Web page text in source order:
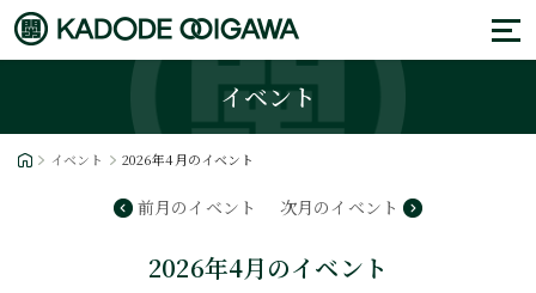
イベント
イベント 2026年4月のイベント
前月のイベント 次月のイベント
2026年4月のイベント